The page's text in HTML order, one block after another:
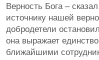
Верность Бога –
источнику нашей
добродетели
она выражает
ближайшими